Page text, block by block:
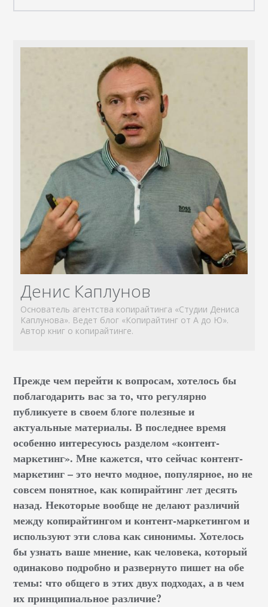
Денис Каплунов
Основатель агентства копирайтинга «Студии Дениса
Каплунова». Ведет блог «Копирайтинг от А до Ю».
Автор книг о копирайтинге.
Прежде чем перейти к вопросам, хотелось бы
поблагодарить вас за то, что регулярно
публикуете в своем блоге полезные и
актуальные материалы. В последнее время
особенно интересуюсь разделом «контент-
маркетинг». Мне кажется, что сейчас контент-
маркетинг – это нечто модное, популярное, но не
совсем понятное, как копирайтинг лет десять
назад. Некоторые вообще не делают различий
между копирайтингом и контент-маркетингом и
используют эти слова как синонимы. Хотелось
бы узнать ваше мнение, как человека, который
одинаково подробно и развернуто пишет на обе
темы: что общего в этих двух подходах, а в чем
их принципиальное различие?